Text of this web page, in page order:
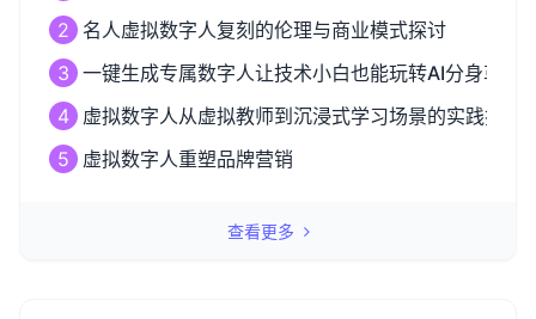
2
名人虚拟数字人复刻的伦理与商业模式探讨
3 一键生成专属数字人让技术小白也能玩转AI分身革命
4 虚拟数字人从虚拟教师到沉浸式学习场景的实践探索
5
虚拟数字人重塑品牌营销
查看更多